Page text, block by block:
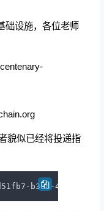
础设施，各位老师
貌似已经将投递指